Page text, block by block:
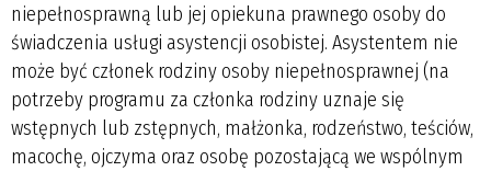
niepełnosprawną lub jej opiekuna prawnego osoby do
świadczenia usługi asystencji osobistej. Asystentem nie
może być członek rodziny osoby niepełnosprawnej (na
potrzeby programu za członka rodziny uznaje się
wstępnych lub zstępnych, małżonka, rodzeństwo, teściów,
macochę, ojczyma oraz osobę pozostającą we wspólnym